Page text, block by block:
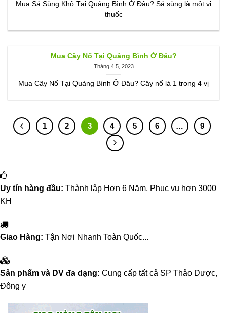
Mua Sá Sùng Khô Tại Quảng Bình Ở Đâu? Sá sùng là một vị
thuốc
Mua Cây Nổ Tại Quảng Bình Ở Đâu?
Tháng 4 5, 2023
Mua Cây Nổ Tại Quảng Bình Ở Đâu? Cây nổ là 1 trong 4 vị
1 2 3 4 5 6 … 9
Uy tín hàng đầu: Thành lập Hơn 6 Năm, Phục vụ hơn 3000
KH
Giao Hàng: Tận Nơi Nhanh Toàn Quốc...
Sản phẩm và DV đa dạng: Cung cấp tất cả SP Thảo Dược,
Đông y